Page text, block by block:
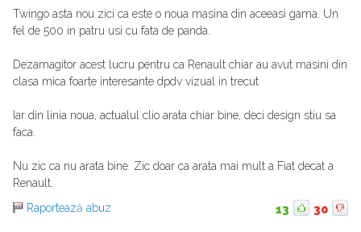
Twingo asta nou zici ca este o noua masina din aceeasi gama. Un
fel de 500 in patru usi cu fata de panda.
Dezamagitor acest lucru pentru ca Renault chiar au avut masini din
clasa mica foarte interesante dpdv vizual in trecut
Iar din linia noua, actualul clio arata chiar bine, deci design stiu sa
faca.
Nu zic ca nu arata bine. Zic doar ca arata mai mult a Fiat decat a
Renault.
Raportează abuz
13 30